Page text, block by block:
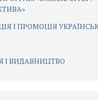
І ПРОМОЦІЯ
І ВИДАВНИЦТВО